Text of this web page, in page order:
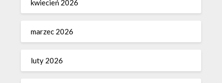
kwiecień 2026
marzec 2026
luty 2026